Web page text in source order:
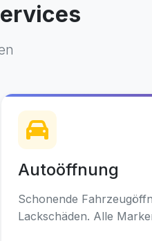
Autoöffnung
Schonende
Lackschäden. Alle